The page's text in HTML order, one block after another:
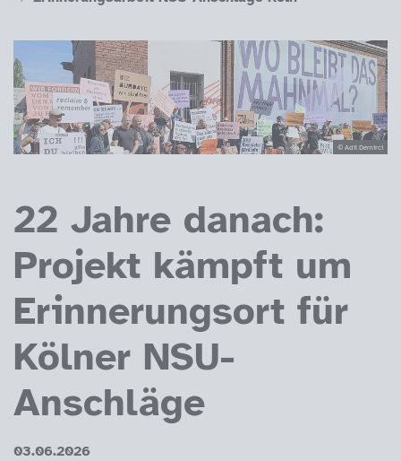
© Adil Demirci
22 Jahre danach:
Projekt kämpft um
Erinnerungsort für
Kölner NSU-
Anschläge
03.06.2026